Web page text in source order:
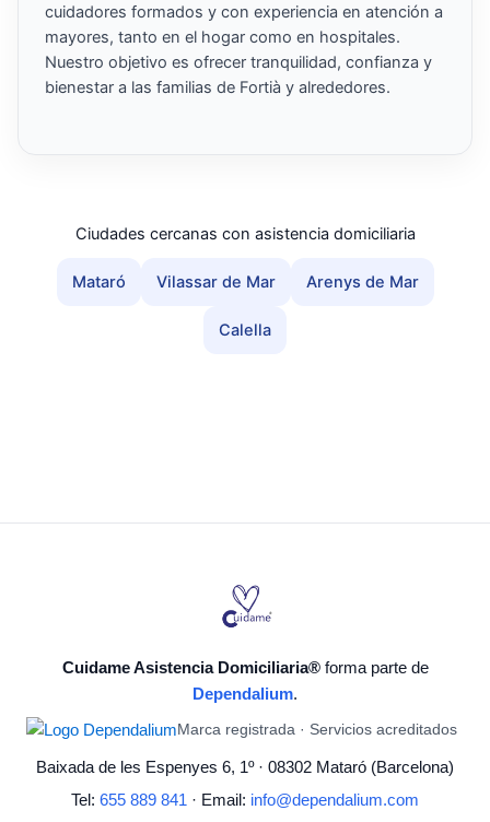
cuidadores formados y con experiencia en atención a
mayores, tanto en el hogar como en hospitales.
Nuestro objetivo es ofrecer tranquilidad, confianza y
bienestar a las familias de Fortià y alrededores.
Ciudades cercanas con asistencia domiciliaria
Mataró Vilassar de Mar Arenys de Mar
Calella
Cuidame Asistencia Domiciliaria®forma parte de
Dependalium.
Marca registrada · Servicios acreditados
Baixada de les Espenyes 6, 1º · 08302 Mataró (Barcelona)
Tel: 655 889 841 · Email: info@dependalium.com